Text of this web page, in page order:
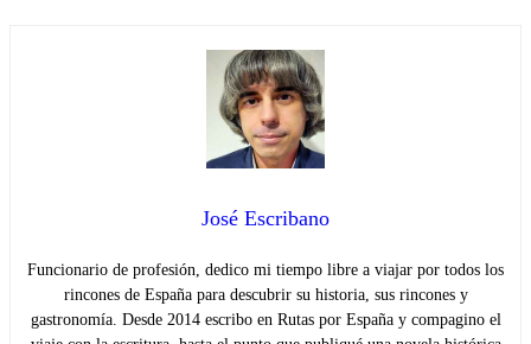
José Escribano
Funcionario de profesión, dedico mi tiempo libre a viajar por todos los
rincones de España para descubrir su historia, sus rincones y
gastronomía. Desde 2014 escribo en Rutas por España y compagino el